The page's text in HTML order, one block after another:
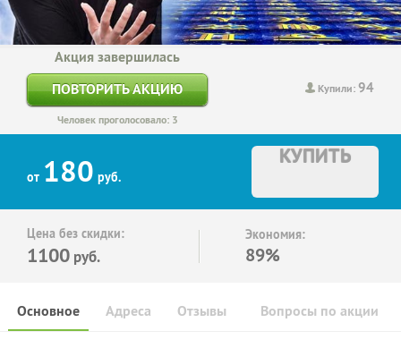
Купили:94
Акция завершилась
ПОВТОРИТЬ АКЦИЮ
Человек проголосовало: 3
от 180 руб.
КУПИТЬ
Цена без скидки:
1100 руб.
Экономия:
89%
Основное Отзывы Вопросы по акции
Адреса